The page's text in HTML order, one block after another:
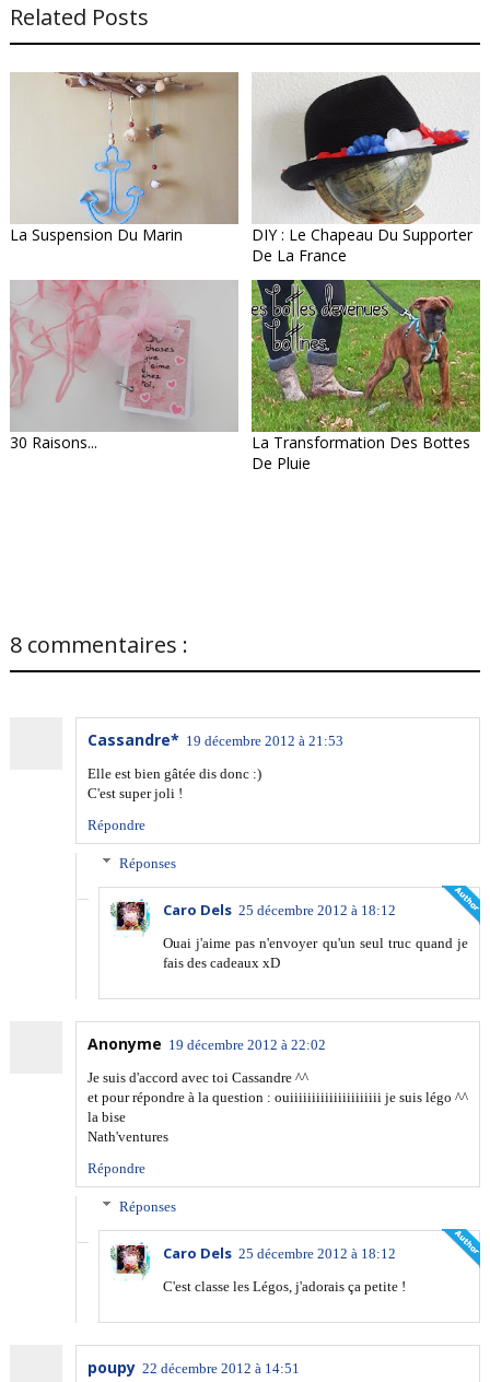
Related Posts
La Suspension Du Marin
DIY : Le Chapeau Du Supporter
De La France
30 Raisons...
La Transformation Des Bottes
De Pluie
8 commentaires :
Cassandre* 19 décembre 2012 à 21:53
Elle est bien gâtée dis donc :)
C'est super joli !
Répondre
Réponses
Caro Dels 25 décembre 2012 à 18:12
Ouai j'aime pas n'envoyer qu'un seul truc quand je
fais des cadeaux xD
Anonyme 19 décembre 2012 à 22:02
Je suis d'accord avec toi Cassandre ^^
et pour répondre à la question : ouiiiiiiiiiiiiiiiiiiiii je suis légo ^^
la bise
Nath'ventures
Répondre
Réponses
Caro Dels 25 décembre 2012 à 18:12
C'est classe les Légos, j'adorais ça petite !
poupy 22 décembre 2012 à 14:51